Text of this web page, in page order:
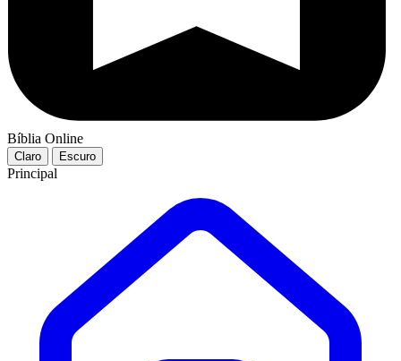
Bíblia Online
Claro Escuro
Principal